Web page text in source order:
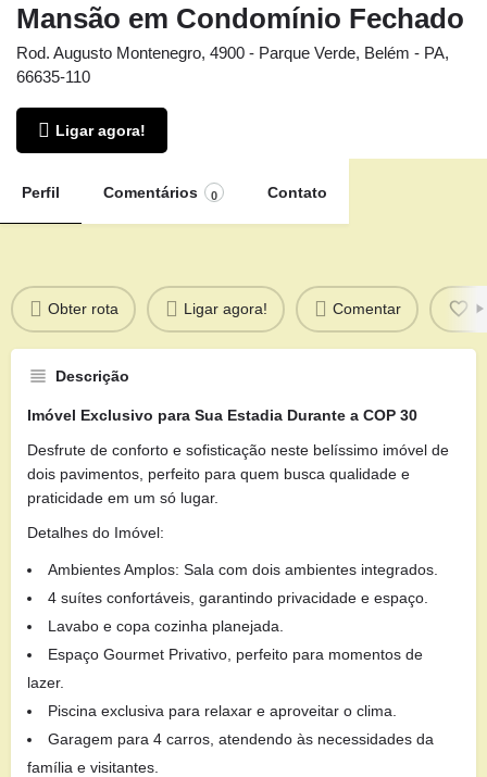
Mansão em Condomínio Fechado
Rod. Augusto Montenegro, 4900 - Parque Verde, Belém - PA,
66635-110
Ligar agora!
Perfil Comentários 0 Contato
Obter rota Ligar agora! Comentar
Descrição
Imóvel Exclusivo para Sua Estadia Durante a COP 30
Desfrute de conforto e sofisticação neste belíssimo imóvel de
dois pavimentos, perfeito para quem busca qualidade e
praticidade em um só lugar.
Detalhes do Imóvel:
Ambientes Amplos: Sala com dois ambientes integrados.
4 suítes confortáveis, garantindo privacidade e espaço.
Lavabo e copa cozinha planejada.
Espaço Gourmet Privativo, perfeito para momentos de
lazer.
Piscina exclusiva para relaxar e aproveitar o clima.
Garagem para 4 carros, atendendo às necessidades da
família e visitantes.